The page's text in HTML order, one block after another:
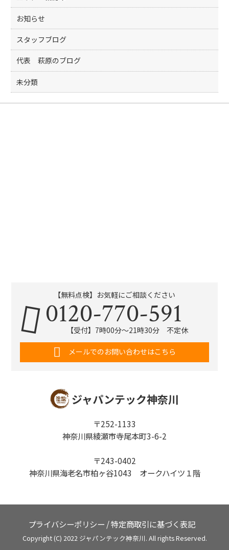
お知らせ
スタッフブログ
代表 萩原のブログ
未分類
【無料点検】お気軽にご相談ください
0120-770-591
【受付】7時00分～21時30分 不定休
メールでのお問い合わせはこちら
ジャパンテック神奈川
〒252-1133
神奈川県綾瀬市寺尾本町3-6-2
〒243-0402
神奈川県海老名市柏ヶ谷1043 オークハイツ１階
プライバシーポリシー /特定商取引に基づく表記
Copyright (C) 2022 ジャパンテック神奈川. All rights Reserved.